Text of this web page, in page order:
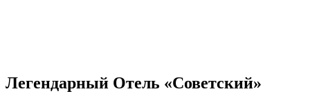
Легендарный Отель «Советский»